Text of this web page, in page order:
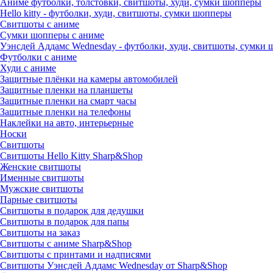
Аниме футболки, толстовки, свитшоты, худи, сумки шопперы
Hello kitty - футболки, худи, свитшоты, сумки шопперы
Свитшоты с аниме
Сумки шопперы с аниме
Уэнсдей Аддамс Wednesday - футболки, худи, свитшоты, сумки
Футболки с аниме
Худи с аниме
Защитные плёнки на камеры автомобилей
Защитные пленки на планшеты
Защитные пленки на смарт часы
Защитные пленки на телефоны
Наклейки на авто, интерьерные
Носки
Свитшоты
Cвитшоты Hello Kitty Sharp&Shop
Женские свитшоты
Именные свитшоты
Мужские свитшоты
Парные свитшоты
Свитшоты в подарок для дедушки
Свитшоты в подарок для папы
Свитшоты на заказ
Свитшоты с аниме Sharp&Shop
Свитшоты с принтами и надписями
Свитшоты Уэнсдей Аддамс Wednesday от Sharp&Shop